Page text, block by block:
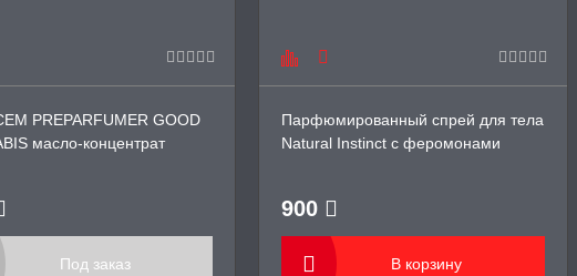
PREPARFUMER GOOD
масло-концентрат
Под заказ
Парфюмированный спрей для тела
Natural Instinct с феромонами
900
В корзину